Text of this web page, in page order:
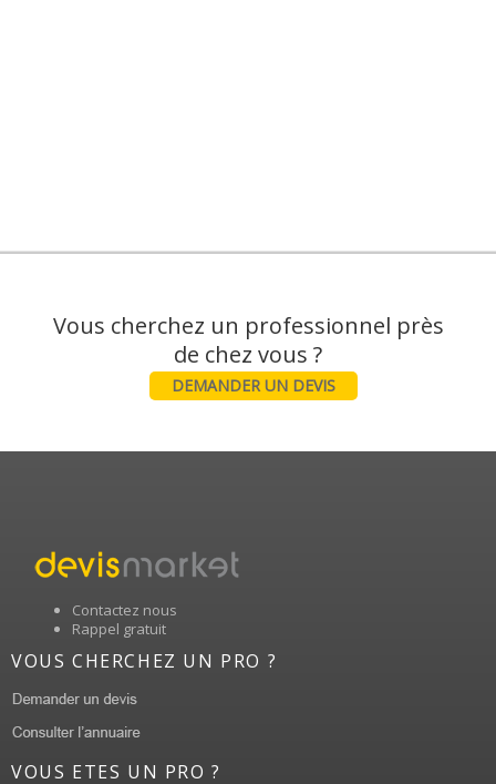
Vous cherchez un professionnel près
DEMANDER UN DEVIS
Contactez nous
Rappel gratuit
VOUS CHERCHEZ UN PRO ?
VOUS ETES UN PRO ?